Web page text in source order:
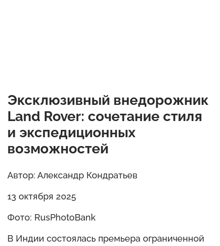
Эксклюзивный внедорожник
Land Rover: сочетание стиля
и экспедиционных
возможностей
Автор: Александр Кондратьев
13 октября 2025
Фото: RusPhotoBank
В Индии состоялась премьера ограниченной